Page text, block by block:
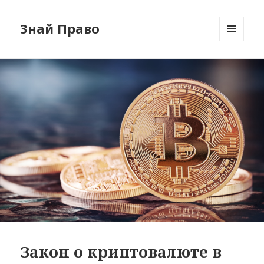
Знай Право
Закон о криптовалюте в